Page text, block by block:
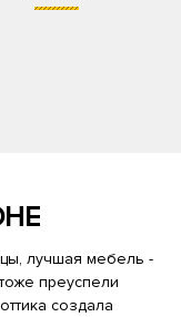
лучшая мебель -
преуспели
создала